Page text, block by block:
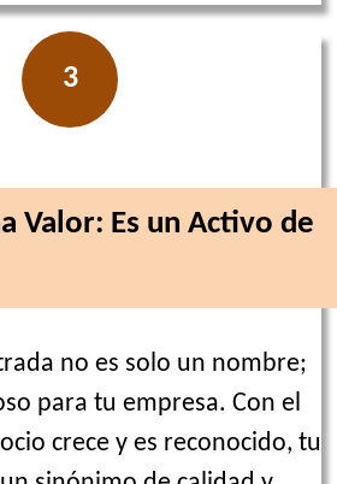
3
Valor: Es un Activo de
no es solo un nombre;
para tu empresa. Con el
crece y es reconocido, tu